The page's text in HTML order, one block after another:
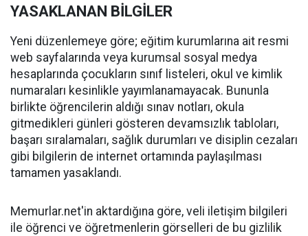
YASAKLANAN BİLGİLER
Yeni düzenlemeye göre; eğitim kurumlarına ait resmi
web sayfalarında veya kurumsal sosyal medya
hesaplarında çocukların sınıf listeleri, okul ve kimlik
numaraları kesinlikle yayımlanamayacak. Bununla
birlikte öğrencilerin aldığı sınav notları, okula
gitmedikleri günleri gösteren devamsızlık tabloları,
başarı sıralamaları, sağlık durumları ve disiplin cezaları
gibi bilgilerin de internet ortamında paylaşılması
tamamen yasaklandı.
Memurlar.net'in aktardığına göre, veli iletişim bilgileri
ile öğrenci ve öğretmenlerin görselleri de bu gizlilik